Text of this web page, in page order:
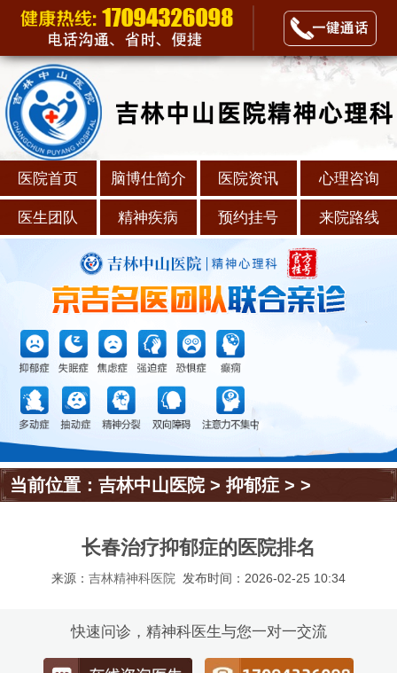
医院首页 脑博仕简介 医院资讯 心理咨询
医生团队 精神疾病 预约挂号 来院路线
当前位置：吉林中山医院>抑郁症 > >
长春治疗抑郁症的医院排名
来源： 吉林精神科医院 发布时间：2026-02-25 10:34
快速问诊，精神科医生与您一对一交流